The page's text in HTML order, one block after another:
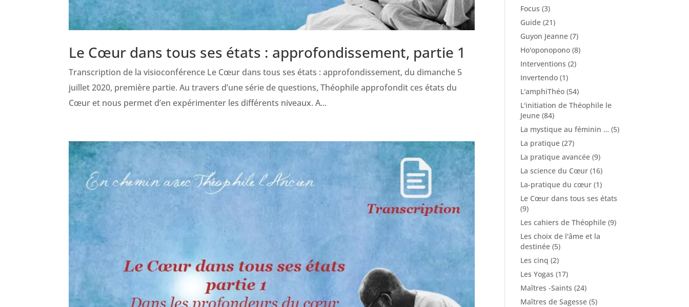
Le Cœur dans tous ses états : approfondissement, partie 1
Transcription de la visioconférence Le Cœur dans tous ses états : approfondissement, du dimanche 5
juillet 2020, première partie. Au travers d’une série de questions, Théophile approfondit ces états du
Cœur et nous permet d’en expérimenter les différents niveaux. A...
Focus (3)
Guide (21)
Guyon Jeanne (7)
Ho'oponopono (8)
Interventions (2)
Invertendo (1)
L'amphiThéo (54)
L'initiation de Théophile le
Jeune (84)
La mystique au féminin … (5)
La pratique (27)
La pratique avancée (9)
La science du Cœur (16)
La-pratique du cœur (1)
Le Cœur dans tous ses états
(9)
Les cahiers de Théophile (9)
Les choix de l'âme et la
destinée (5)
Les cinq (2)
Les Yogas (17)
Maîtres -Saints (24)
Maîtres de Sagesse (5)